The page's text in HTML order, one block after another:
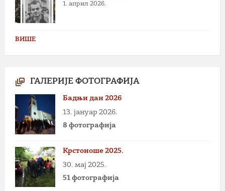
1. април 2026.
ВИШЕ
ГАЛЕРИЈЕ ФОТОГРАФИЈА
Бадњи дан 2026
13. јануар 2026.
8 фотографија
Крстоноше 2025.
30. мај 2025.
51 фотографија